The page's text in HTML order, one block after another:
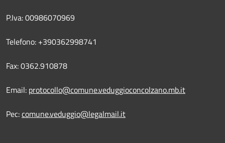
P.Iva: 00986070969
Telefono: +390362998741
Fax: 0362.910878
Email: protocollo@comune.veduggioconcolzano.mb.it
Pec:comune.veduggio@legalmail.it